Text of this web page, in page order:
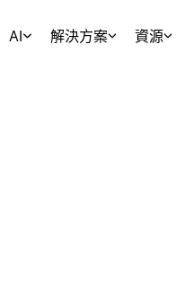
AI 解決方案 資源